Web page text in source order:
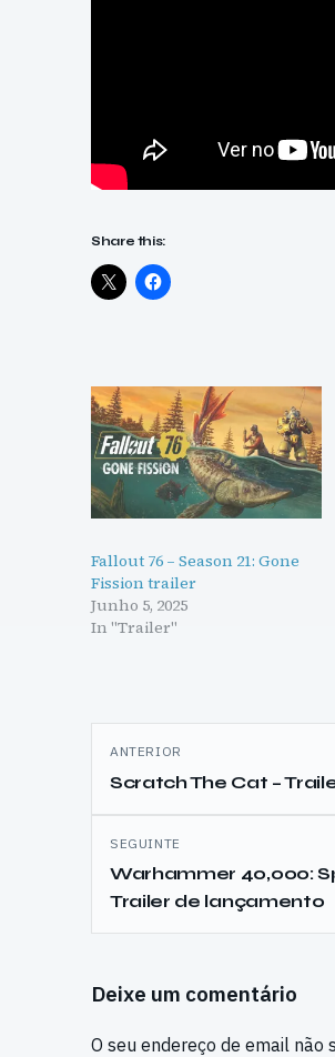
Share this:
Fallout 76 – Season 21: Gone
Fission trailer
Junho 5, 2025
In "Trailer"
Navegação
de
artigos
ANTERIOR
Scratch The Cat –
SEGUINTE
Warhammer 40,000:
Trailer de lançamento
Deixe um comentário
O seu endereço de email não